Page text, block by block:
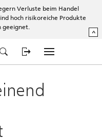
Verluste beim Handel
hoch risikoreiche Produkte
geeignet.
^